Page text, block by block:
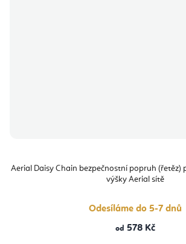
Aerial Daisy Chain bezpečnostní popruh (řetěz)
výšky Aerial sítě
Odesíláme do 5-7 dnů
od 578 Kč